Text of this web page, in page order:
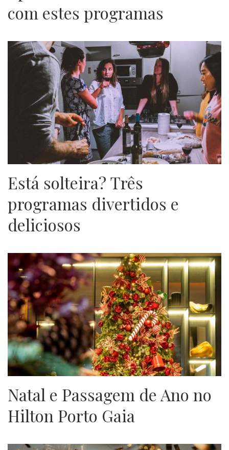
com estes programas
Está solteira? Três
programas divertidos e
deliciosos
Natal e Passagem de Ano no
Hilton Porto Gaia